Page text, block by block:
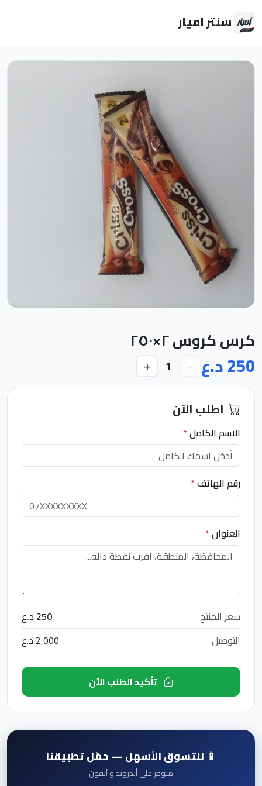
سنتر اميار
كرس كروس ٢×٢٥٠
250 د.ع −
1
+
اطلب الآن
الاسم الكامل*
رقم الهاتف*
العنوان*
سعر المنتج
250 د.ع
التوصيل
2,000 د.ع
📱 للتسوق الأسهل — حمّل تطبيقنا
متوفر على أندرويد و آيفون